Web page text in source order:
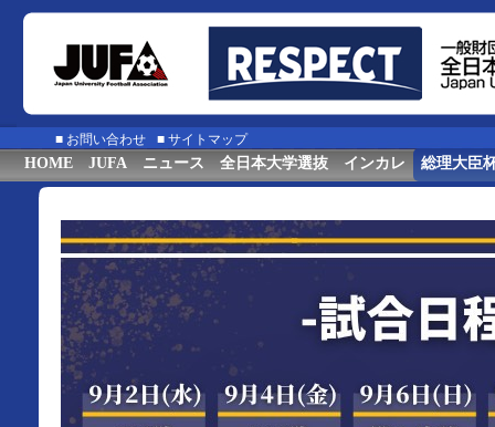
■ お問い合わせ ■ サイトマップ
HOME JUFA ニュース 全日本大学選抜 インカレ 総理大臣